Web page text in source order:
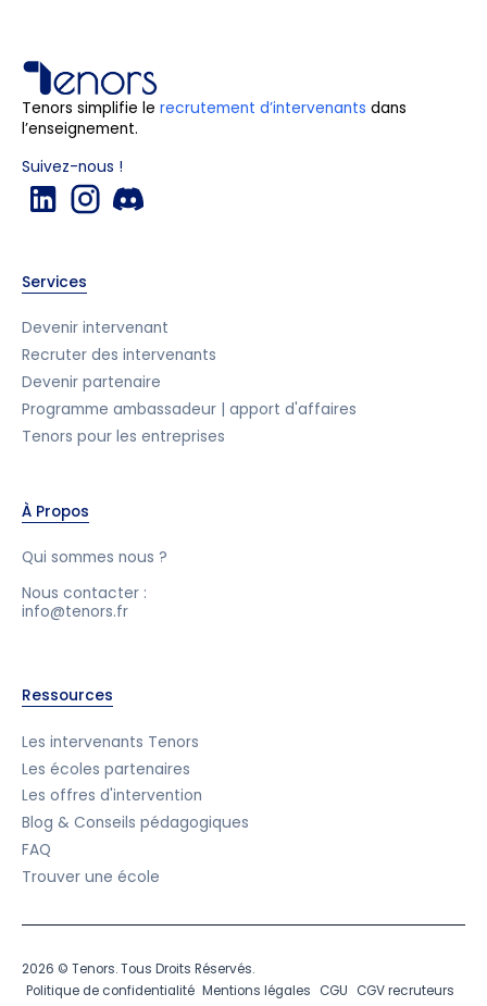
Tenors simplifie le recrutement d’intervenants dans
l’enseignement.
Suivez-nous !
Services
Devenir intervenant
Recruter des intervenants
Devenir partenaire
Programme ambassadeur | apport d'affaires
Tenors pour les entreprises
À Propos
Qui sommes nous ?
Nous contacter :
info@tenors.fr
Ressources
Les intervenants Tenors
Les écoles partenaires
Les offres d'intervention
Blog & Conseils pédagogiques
FAQ
Trouver une école
2026 © Tenors. Tous Droits Réservés.
Politique de confidentialité Mentions légales CGU CGV recruteurs